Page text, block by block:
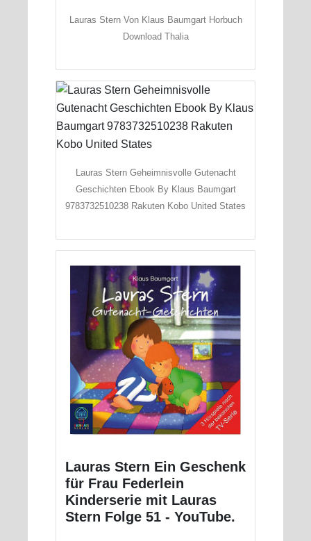
Lauras Stern Von Klaus Baumgart Horbuch
Download Thalia
Lauras Stern Geheimnisvolle Gutenacht
Geschichten Ebook By Klaus Baumgart
9783732510238 Rakuten Kobo United States
Lauras Stern Ein Geschenk
für Frau Federlein
Kinderserie mit Lauras
Stern Folge 51 - YouTube.